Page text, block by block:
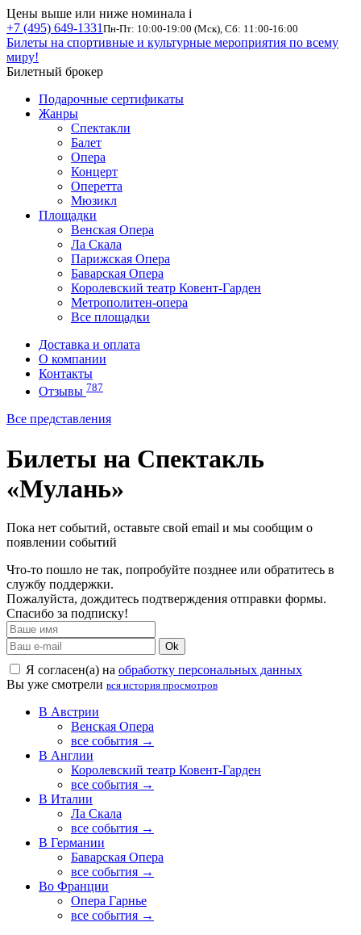
Цены выше или ниже номинала i
+7 (495) 649-1331 Пн-Пт: 10:00-19:00 (Мск), Сб: 11:00-16:00
Билеты на спортивные и культурные мероприятия по всему
миру!
Билетный брокер
Подарочные сертификаты
Жанры
Спектакли
Балет
Опера
Концерт
Оперетта
Мюзикл
Площадки
Венская Опера
Ла Скала
Парижская Опера
Баварская Опера
Королевский театр Ковент-Гарден
Метрополитен-опера
Все площадки
Доставка и оплата
О компании
Контакты
Отзывы 787
Все представления
Билеты на Спектакль
«Мулань»
Пока нет событий, оставьте свой email и мы сообщим о
появлении событий
Что-то пошло не так, попробуйте позднее или обратитесь в
службу поддержки.
Пожалуйста, дождитесь подтверждения отправки формы.
Спасибо за подписку!
Ok
Я согласен(а) на обработку персональных данных
Вы уже смотрели вся история просмотров
В Австрии
Венская Опера
все события →
В Англии
Королевский театр Ковент-Гарден
все события →
В Италии
Ла Скала
все события →
В Германии
Баварская Опера
все события →
Во Франции
Опера Гарнье
все события →